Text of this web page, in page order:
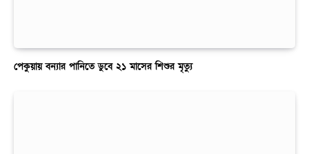
পেকুয়ায় বন্যার পানিতে ডুবে ২১ মাসের শিশুর মৃত্যু